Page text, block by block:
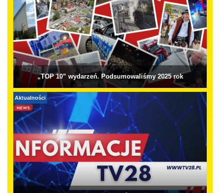
„TOP 10” wydarzeń. Podsumowaliśmy 2025 rok
Aktualności